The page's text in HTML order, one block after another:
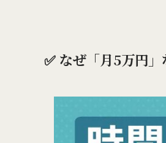
✅ なぜ「月5万円